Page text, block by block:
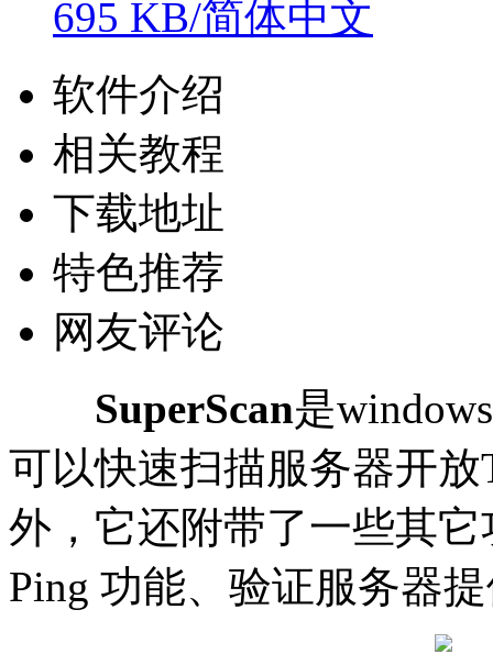
695 KB/简体中文
软件介绍
相关教程
下载地址
特色推荐
网友评论
SuperScan是
可以快速扫描服务器开
外，它还附带了一些其
Ping 功能、验证服务器